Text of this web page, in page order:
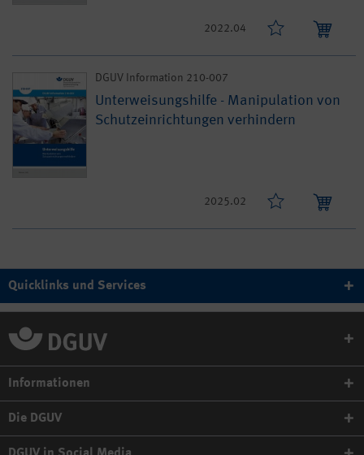
2022.04
DGUV Information 210-007
Unterweisungshilfe - Manipulation von
Schutzeinrichtungen verhindern
2025.02
Quicklinks und Services
Informationen
Die DGUV